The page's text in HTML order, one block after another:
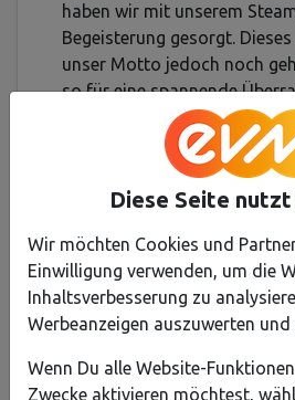
Diese Seite nutzt
Wir möchten Cookies und
Einwilligung verwenden, um die
Inhaltsverbesserung zu
Werbeanzeigen auszuwerten und
Wenn Du alle Website-
Zwecke aktivieren möchtest,
haben wir mit unserem
Begeisterung gesorgt.
unser Motto jedoch noch
so für eine spannende
Wir bewerben uns um
Wurfmaterial, das wir bei
Karnevalsumzügen
Freude und Süßigkeiten
Begeisterung zu verbreiten
für alle unvergesslich zu
Lasst euch von unserem
und seid dabei, wenn wir
ziehen und die Freude am
Entdecken verbreiten.